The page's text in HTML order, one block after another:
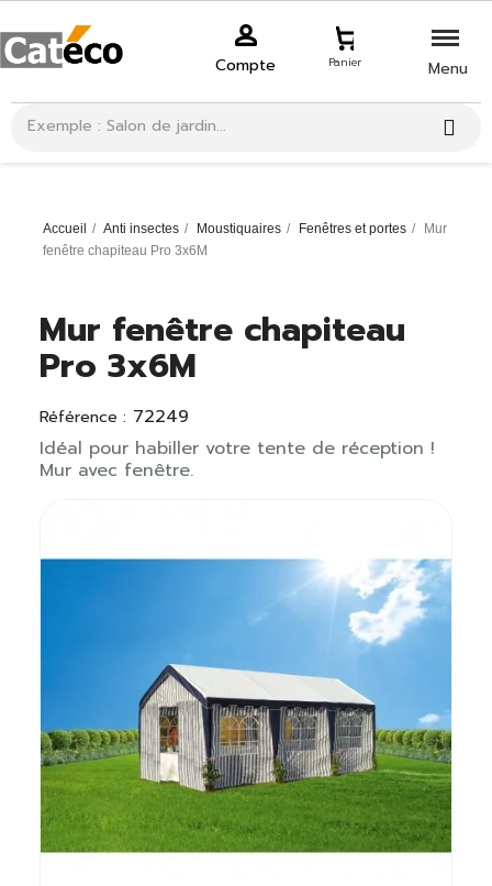
Compte Panier Menu
Accueil Anti insectes Moustiquaires Fenêtres et portes
Mur
fenêtre chapiteau Pro 3x6M
Mur fenêtre chapiteau
Pro 3x6M
Référence : 72249
Idéal pour habiller votre tente de réception !
Mur avec fenêtre.